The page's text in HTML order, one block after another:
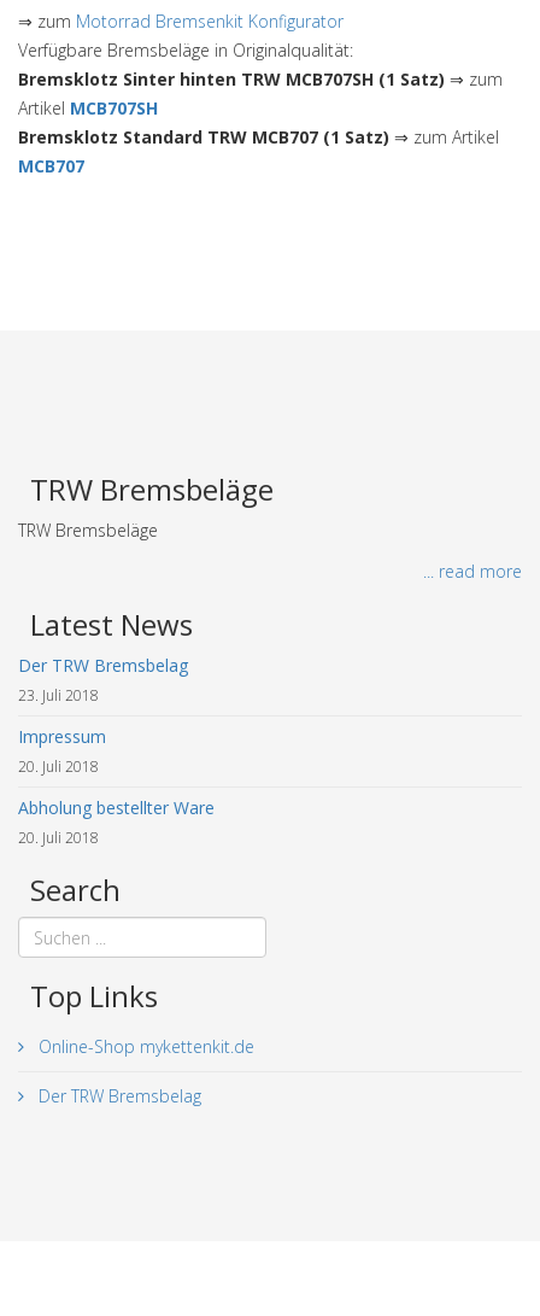
⇒ zum Motorrad Bremsenkit Konfigurator
Verfügbare Bremsbeläge in Originalqualität:
Bremsklotz Sinter hinten TRW MCB707SH (1 Satz) ⇒ zum
Artikel MCB707SH
Bremsklotz Standard TRW MCB707 (1 Satz) ⇒ zum Artikel
MCB707
TRW Bremsbeläge
TRW Bremsbeläge
... read more
Latest News
Der TRW Bremsbelag
23. Juli 2018
Impressum
20. Juli 2018
Abholung bestellter Ware
20. Juli 2018
Search
Top Links
Online-Shop mykettenkit.de
Der TRW Bremsbelag